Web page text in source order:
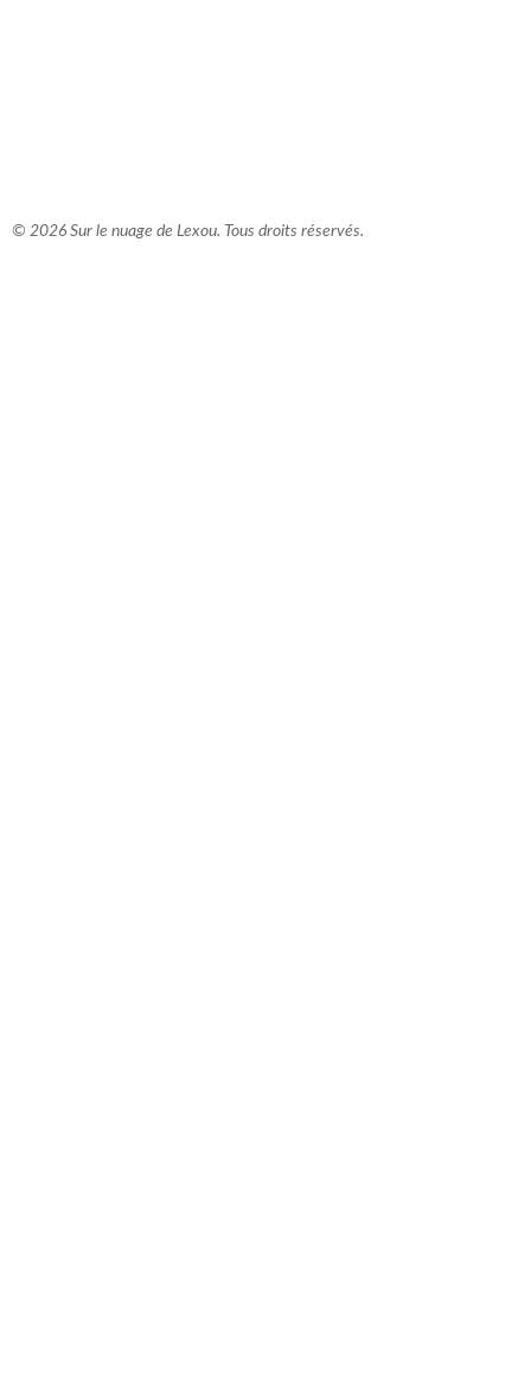
© 2026 Sur le nuage de Lexou. Tous droits réservés.